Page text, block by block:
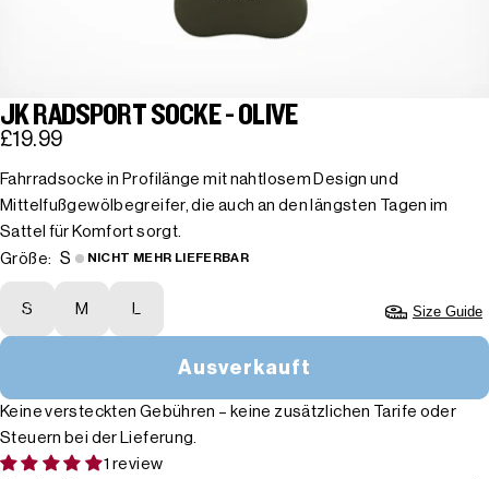
JK RADSPORT SOCKE - OLIVE
£19.99
Fahrradsocke in Profilänge mit nahtlosem Design und
Mittelfußgewölbegreifer, die auch an den längsten Tagen im
Sattel für Komfort sorgt.
Größe:
S NICHT MEHR LIEFERBAR
S M L Size Guide
Ausverkauft
Keine versteckten Gebühren – keine zusätzlichen Tarife oder
Steuern bei der Lieferung.
1 review